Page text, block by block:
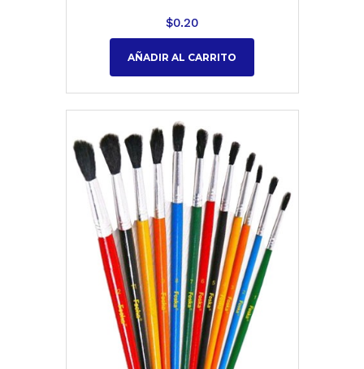
$0.20
AÑADIR AL CARRITO